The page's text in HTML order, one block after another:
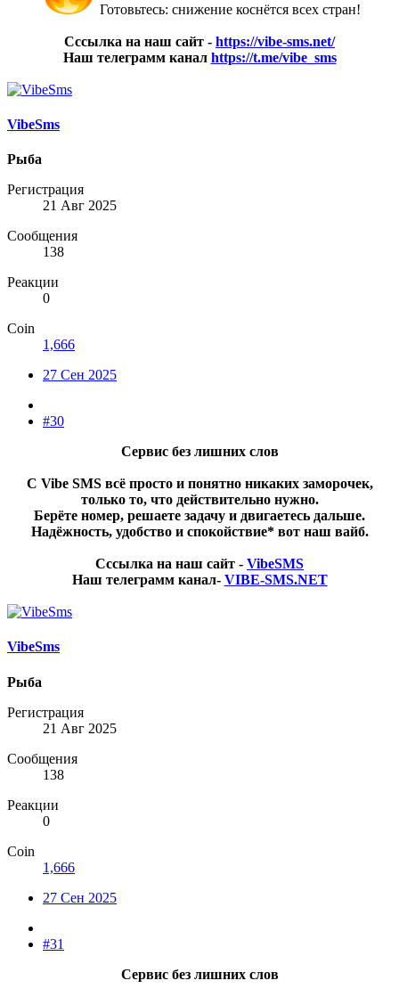
Готовьтесь: снижение коснётся всех стран!
Сссылка на наш сайт - https://vibe-sms.net/
Наш телеграмм канал https://t.me/vibe_sms
VibeSms
Рыба
Регистрация
21 Авг 2025
Сообщения
138
Реакции
0
Coin
1,666
27 Сен 2025
#30
Сервис без лишних слов
С Vibe SMS всё просто и понятно никаких заморочек,
только то, что действительно нужно.
Берёте номер, решаете задачу и двигаетесь дальше.
Надёжность, удобство и спокойствие* вот наш вайб.
Сссылка на наш сайт - VibeSMS
Наш телеграмм канал- VIBE-SMS.NET
VibeSms
Рыба
Регистрация
21 Авг 2025
Сообщения
138
Реакции
0
Coin
1,666
27 Сен 2025
#31
Сервис без лишних слов